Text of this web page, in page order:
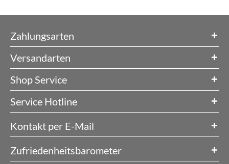
Zahlungsarten
Versandarten
Shop Service
Service Hotline
Kontakt per E-Mail
Zufriedenheitsbarometer